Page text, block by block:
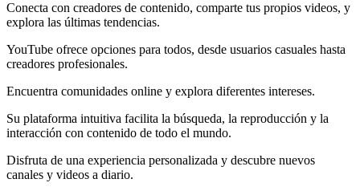
Conecta con creadores de contenido, comparte tus propios videos, y
explora las últimas tendencias.
YouTube ofrece opciones para todos, desde usuarios casuales hasta
creadores profesionales.
Encuentra comunidades online y explora diferentes intereses.
Su plataforma intuitiva facilita la búsqueda, la reproducción y la
interacción con contenido de todo el mundo.
Disfruta de una experiencia personalizada y descubre nuevos
canales y videos a diario.